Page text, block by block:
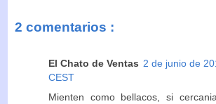
2 comentarios :
El Chato de Ventas 2 de junio de
CEST
Mienten como bellacos, si